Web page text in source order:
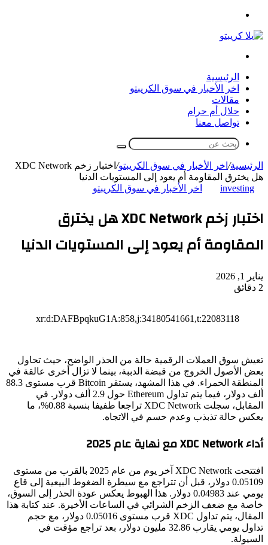
الرئيسية
اخر الأخبار في سوق الكريبتو
مقالات
حلال أم حرام
تواصل معنا
بحث
عن
الرئيسية/ اخر الأخبار في سوق الكريبتو/
اختبار زخم XDC Network
هل يخترق المقاومة أم يعود إلى المستويات الدنيا
investing
اخر الأخبار في سوق الكريبتو
اختبار زخم XDC Network هل يخترق
المقاومة أم يعود إلى المستويات الدنيا
يناير 1, 2026
2 دقائق
xr:d:DAFBpqkuG1A:858,j:34180541661,t:22083118
تعيش سوق العملات الرقمية حالة من الحذر الواضح، حيث تحاول
بعض الأصول الخروج من قبضة الدببة، بينما لا تزال أخرى عالقة في
المنطقة الحمراء. في هذا المشهد، يستقر Bitcoin قرب مستوى 88.3
ألف دولار، فيما يتم تداول Ethereum حول 2.9 ألف دولار. في
المقابل، سجلت XDC Network تراجعا طفيفا بنسبة 0.88%، ما
يعكس حالة تذبذب وعدم حسم في الاتجاه.
أداء XDC Network مع نهاية عام 2025
افتتحت XDC Network آخر يوم من عام 2025 بالقرب من مستوى
0.05109 دولار، قبل أن تتراجع مع سيطرة الضغوط البيعية إلى قاع
يومي عند 0.04983 دولار. هذا الهبوط يعكس عودة الحذر إلى السوق،
خاصة مع ضعف الزخم الشرائي في الساعات الأخيرة. عند كتابة هذا
المقال، يتم تداول XDC قرب مستوى 0.05016 دولار، مع حجم
تداول يومي يقارب 32.86 مليون دولار، بعد تراجع مؤقت في
السيولة.